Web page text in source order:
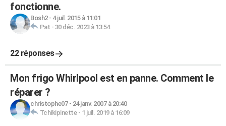
fonctionne.
Bosh2- 4 juil. 2015 à 11:01
Pat - 30 déc. 2023 à 13:54
22 réponses
Mon frigo Whirlpool est en panne. Comment le
réparer ?
christophe07- 24 janv. 2007 à 20:40
Tchikipinette- 1 juil. 2019 à 16:09